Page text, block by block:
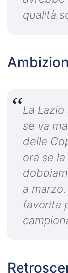
qualità
La
se va
delle
ora se
a
favorita